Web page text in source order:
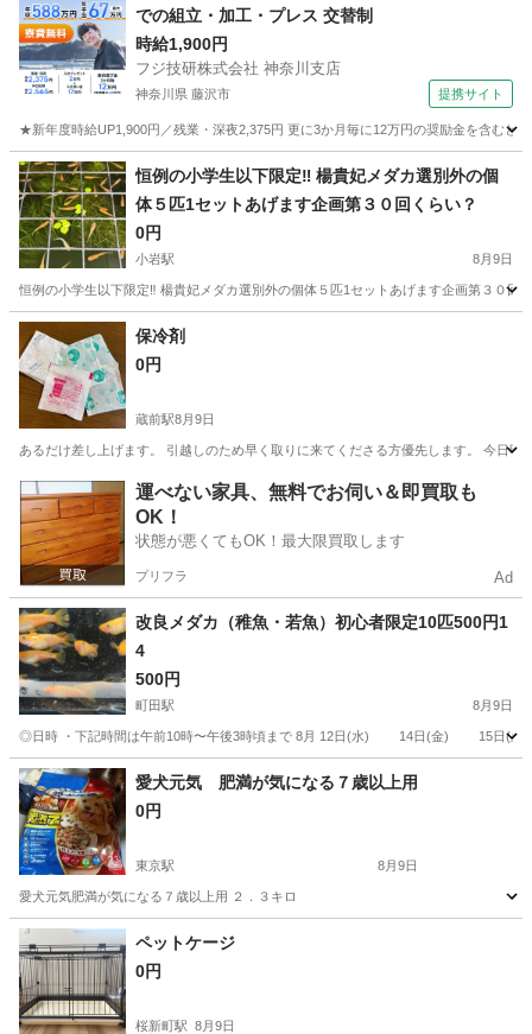
での組立・加工・プレス 交替制
時給1,900円
フジ技研株式会社 神奈川支店
神奈川県 藤沢市 提携サイト
★新年度時給UP1,900円／残業・深夜2,375円 更に3か月毎に12万円の奨励金を含む
神奈川 藤沢市 その他
恒例の小学生以下限定‼️ 楊貴妃メダカ選別外の個
体５匹1セットあげます企画第３０回くらい？
0円
小岩駅 8月9日
恒例の小学生以下限定‼️ 楊貴妃メダカ選別外の個体５匹1セットあげます企画第３０
東京 江戸川区 小岩駅
保冷剤
0円
蔵前駅8月9日
あるだけ差し上げます。 引越しのため早く取りに来てくださる方優先します。 今日
東京 台東区 蔵前駅 その他 保冷剤
運べない家具、無料でお伺い＆即買取も
OK！
状態が悪くてもOK！最大限買取します
プリフラ Ad
改良メダカ（稚魚・若魚）初心者限定10匹500円1
4
500円
町田駅 8月9日
◎日時 ・下記時間は午前10時〜午後3時頃まで 8月 12日(水) 14日(金) 15日(土)
東京 町田市 町田駅 その他 メダカ
愛犬元気 肥満が気になる７歳以上用
0円
東京駅 8月9日
愛犬元気肥満が気になる７歳以上用 ２．３キロ
東京 中央区 東京駅 その他
ペットケージ
0円
桜新町駅 8月9日